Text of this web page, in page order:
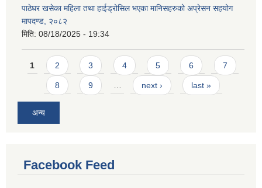
पाठेघर खसेका महिला तथा हाईड्रोसिल भएका मानिसहरुको अप्रेसन सहयोग
मापदण्ड, २०८२
मिति: 08/18/2025 - 19:34
Pages
1 2 3 4 5 6 7
8 9 … next › last »
अन्य
Facebook Feed